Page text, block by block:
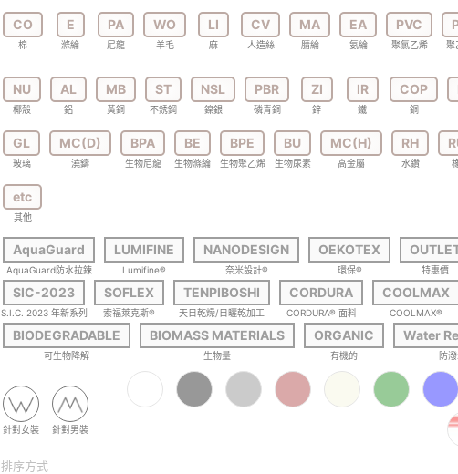
CO
棉
E
滌綸
PA
尼龍
WO
羊毛
LI
麻
CV
人造絲
MA
腈綸
EA
氨綸
PVC
聚氯乙烯 聚
NU
椰殼
AL
鋁
MB
黃銅
ST
不銹鋼
NSL
鎳銀
PBR
磷青銅
ZI
鋅
IR
鐵
COP
銅
GL
玻璃
MC(D)
澆鑄
BPA
生物尼龍
BE
生物滌綸
BPE
生物聚乙烯
BU
生物尿素
MC(H)
高金屬
RH
水鑽
etc
其他
AquaGuard
AquaGuard防水拉鍊
LUMIFINE
Lumifine®
NANODESIGN
奈米設計®
OEKOTEX
環保® 特惠價
SIC-2023
S.I.C. 2023 年新系列
SOFLEX
索福萊克斯®
TENPIBOSHI
天日乾燥/日曬乾加工
CORDURA
CORDURA® 面料
COOLMAX
COOLMAX®
BIODEGRADABLE
可生物降解
BIOMASS MATERIALS
生物量
ORGANIC
有機的
Water
防
針對女裝 針對男裝
排序方式